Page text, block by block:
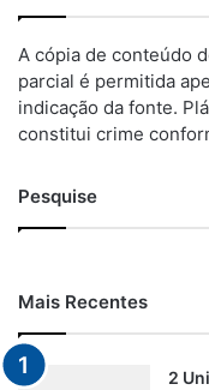
A cópia de conteúdo
parcial é permitida
indicação da fonte.
constitui crime
Pesquise
Mais Recentes
2